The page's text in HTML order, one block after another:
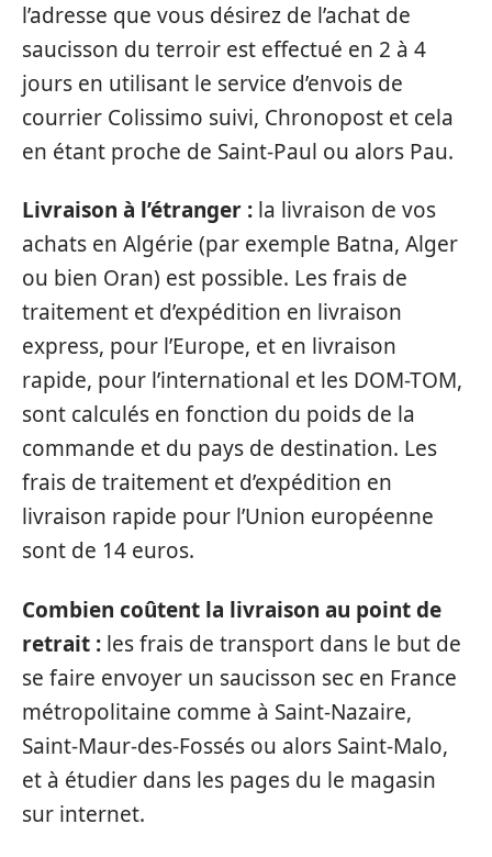
l’adresse que vous désirez de l’achat de
saucisson du terroir est effectué en 2 à 4
jours en utilisant le service d’envois de
courrier Colissimo suivi, Chronopost et cela
en étant proche de Saint-Paul ou alors Pau.
Livraison à l’étranger : la livraison de vos
achats en Algérie (par exemple Batna, Alger
ou bien Oran) est possible. Les frais de
traitement et d’expédition en livraison
express, pour l’Europe, et en livraison
rapide, pour l’international et les DOM-TOM,
sont calculés en fonction du poids de la
commande et du pays de destination. Les
frais de traitement et d’expédition en
livraison rapide pour l’Union européenne
sont de 14 euros.
Combien coûtent la livraison au point de
retrait : les frais de transport dans le but de
se faire envoyer un saucisson sec en France
métropolitaine comme à Saint-Nazaire,
Saint-Maur-des-Fossés ou alors Saint-Malo,
et à étudier dans les pages du le magasin
sur internet.